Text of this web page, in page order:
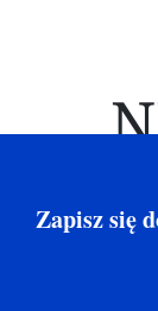
Zapisz się